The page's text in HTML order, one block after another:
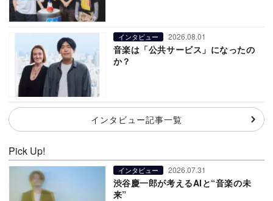
インタビュー 2026.08.01
音楽は「公共サービス」になったの
か？
インタビュー記事一覧
Pick Up!
インタビュー 2026.07.31
渋谷慶一郎が考えるAIと“音楽の未
来”